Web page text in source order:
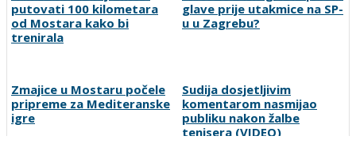
putovati 100 kilometara
od Mostara kako bi
trenirala
glave prije utakmice na SP-
u u Zagrebu?